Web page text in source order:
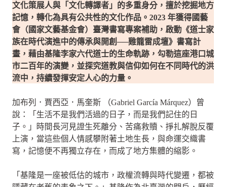
文化策展人與「文化轉譯者」的多重身分，擅於挖掘地方
記憶，轉化為具有公共性的文化作品。2023 年獲得國藝
會（國家文藝基金會）臺灣書寫專案補助，啟動《道士家
族在時代演進中的傳承與開創──雞籠雷成壇》書寫計
畫，藉由基隆李家六代道士的生命軌跡，勾勒這座港口城
市二百年的演變，並探究道教與信仰如何在不同時代的洪
流中，持續發揮安定人心的力量。
加布列．賈西亞．馬奎斯 （Gabriel García Márquez）曾
說：「生活不是我們活過的日子，而是我們記住的日
子。」時間長河見證生死離分、苦痛救贖、掙扎解脫反覆
上演，當這些個人情感攀附著土地生長，與命運交織書
寫，記憶便不再獨立存在，而成了地方集體的縮影。
「基隆是一座被低估的城市，政權流轉與時代變遷，都被